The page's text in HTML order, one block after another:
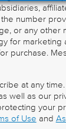
number
or any other
for marketing
purchase.
at any
well as our
your
of Use and